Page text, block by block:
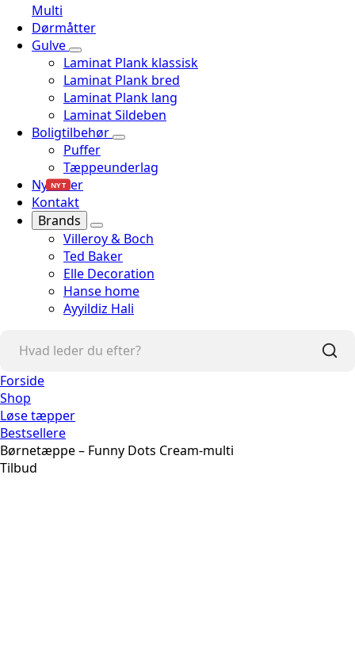
Multi
Dørmåtter
Gulve
Laminat Plank klassisk
Laminat Plank bred
Laminat Plank lang
Laminat Sildeben
Boligtilbehør
Puffer
Tæppeunderlag
Nyheder
NYT
Kontakt
Brands
Villeroy & Boch
Ted Baker
Elle Decoration
Hanse home
Ayyildiz Hali
Forside
Shop
Løse tæpper
Bestsellere
Børnetæppe – Funny Dots Cream-multi
Tilbud